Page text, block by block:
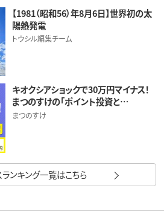
【1981（昭和56）年8月6日】世界初の太
陽熱発電
トウシル編集チーム
キオクシアショックで30万円マイナス！
まつのすけの「ポイント投資と…
まつのすけ
ンキング一覧はこちら